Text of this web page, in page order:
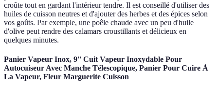
croûte tout en gardant l'intérieur tendre. Il est conseillé d'utiliser des
huiles de cuisson neutres et d'ajouter des herbes et des épices selon
vos goûts. Par exemple, une poêle chaude avec un peu d'huile
d'olive peut rendre des calamars croustillants et délicieux en
quelques minutes.
Panier Vapeur Inox, 9'' Cuit Vapeur Inoxydable Pour
Autocuiseur Avec Manche Télescopique, Panier Pour Cuire À
La Vapeur, Fleur Marguerite Cuisson